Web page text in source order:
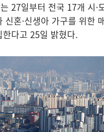
27일부터 전국 17개 시·
신혼·신생아 가구를 위한
다고 25일 밝혔다.